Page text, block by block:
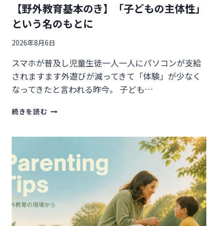
【野外教育基本のき】「子どもの主体性」
という名のもとに
2026年8月6日
スマホが普及し児童生徒一人一人にパソコンが支給
されますます外遊びが減ってきて「体験」が少なく
なってきたと言われる昨今。 子ども…
続きを読む 【野
育
本
の
き】
「子
ど